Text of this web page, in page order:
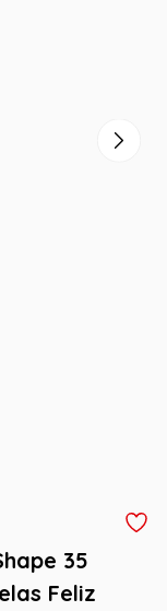
35
Feliz